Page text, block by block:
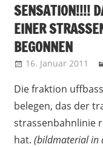
SENSATION!!!!
EINER
BEGONNEN
16. Januar 2011
Die fraktion
belegen, das der
strassenbahnlinie
hat. (bildmaterial in